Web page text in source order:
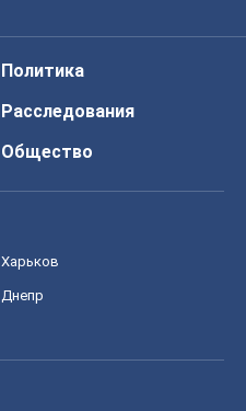
Политика
Расследования
Общество
Харьков
Днепр